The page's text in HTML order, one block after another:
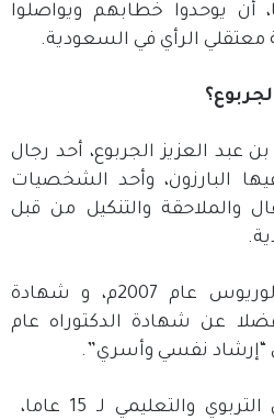
أن يوحدوا خطابهم ويواصلوا
الرأي في السعودية.
العزيز الجربوع، أحد رجال
البارزون، وأحد الشخصيات
والملاحقة والتنكيل من قبل
حصل على شهادة البكالوريوس عام 2007م، و شهادة
عام 2008م، فضلا عن شهادة الدكتوراه عام
له خبرة بارزة في المجال التربوي والتعليمي لـ 15 عاما،